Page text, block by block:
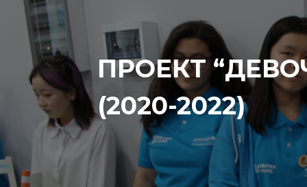
«УЛУЧШЕНИЕ
МИГРАНТОВ К
УСЛУГАМ В